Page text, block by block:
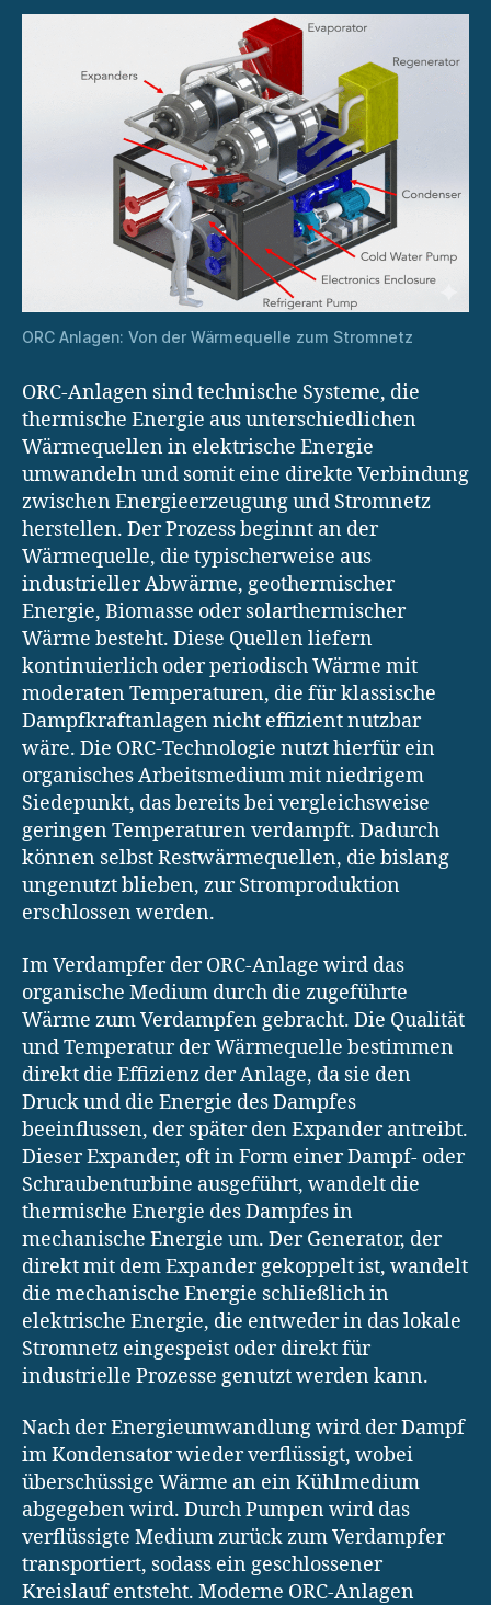
ORC Anlagen: Von der Wärmequelle zum Stromnetz
ORC-Anlagen sind technische Systeme, die
thermische Energie aus unterschiedlichen
Wärmequellen in elektrische Energie
umwandeln und somit eine direkte Verbindung
zwischen Energieerzeugung und Stromnetz
herstellen. Der Prozess beginnt an der
Wärmequelle, die typischerweise aus
industrieller Abwärme, geothermischer
Energie, Biomasse oder solarthermischer
Wärme besteht. Diese Quellen liefern
kontinuierlich oder periodisch Wärme mit
moderaten Temperaturen, die für klassische
Dampfkraftanlagen nicht effizient nutzbar
wäre. Die ORC-Technologie nutzt hierfür ein
organisches Arbeitsmedium mit niedrigem
Siedepunkt, das bereits bei vergleichsweise
geringen Temperaturen verdampft. Dadurch
können selbst Restwärmequellen, die bislang
ungenutzt blieben, zur Stromproduktion
erschlossen werden.
Im Verdampfer der ORC-Anlage wird das
organische Medium durch die zugeführte
Wärme zum Verdampfen gebracht. Die Qualität
und Temperatur der Wärmequelle bestimmen
direkt die Effizienz der Anlage, da sie den
Druck und die Energie des Dampfes
beeinflussen, der später den Expander antreibt.
Dieser Expander, oft in Form einer Dampf- oder
Schraubenturbine ausgeführt, wandelt die
thermische Energie des Dampfes in
mechanische Energie um. Der Generator, der
direkt mit dem Expander gekoppelt ist, wandelt
die mechanische Energie schließlich in
elektrische Energie, die entweder in das lokale
Stromnetz eingespeist oder direkt für
industrielle Prozesse genutzt werden kann.
Nach der Energieumwandlung wird der Dampf
im Kondensator wieder verflüssigt, wobei
überschüssige Wärme an ein Kühlmedium
abgegeben wird. Durch Pumpen wird das
verflüssigte Medium zurück zum Verdampfer
transportiert, sodass ein geschlossener
Kreislauf entsteht. Moderne ORC-Anlagen